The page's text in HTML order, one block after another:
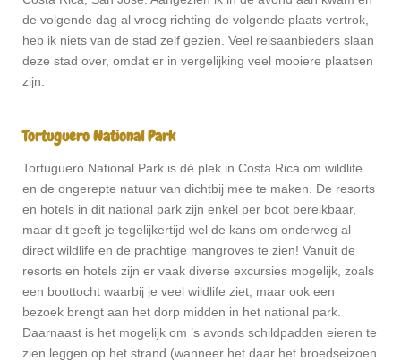
de volgende dag al vroeg richting de volgende plaats vertrok,
heb ik niets van de stad zelf gezien. Veel reisaanbieders slaan
deze stad over, omdat er in vergelijking veel mooiere plaatsen
zijn.
Tortuguero National Park
Tortuguero National Park is dé plek in Costa Rica om wildlife
en de ongerepte natuur van dichtbij mee te maken. De resorts
en hotels in dit national park zijn enkel per boot bereikbaar,
maar dit geeft je tegelijkertijd wel de kans om onderweg al
direct wildlife en de prachtige mangroves te zien! Vanuit de
resorts en hotels zijn er vaak diverse excursies mogelijk, zoals
een boottocht waarbij je veel wildlife ziet, maar ook een
bezoek brengt aan het dorp midden in het national park.
Daarnaast is het mogelijk om ’s avonds schildpadden eieren te
zien leggen op het strand (wanneer het daar het broedseizoen